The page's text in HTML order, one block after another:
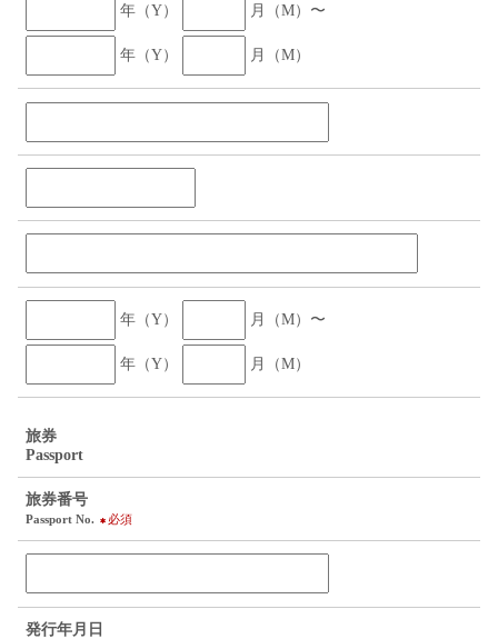
年（Y） 月（M）〜
年（Y） 月（M）
年（Y） 月（M）〜
年（Y） 月（M）
旅券
Passport
旅券番号
Passport No. 必須
発行年月日